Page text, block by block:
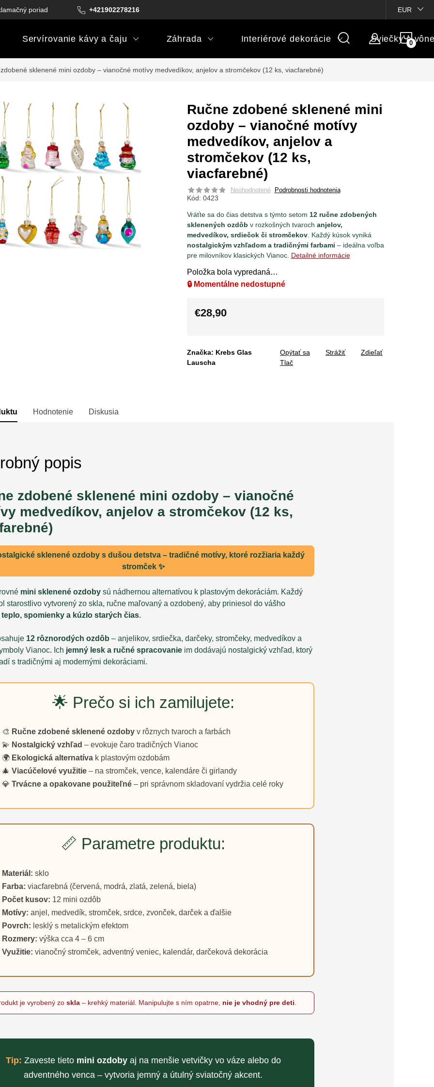
+421902278216
poriadok Podmienky darčekových poukazov Vlastné popisy produktov
EUR
Servírovanie kávy a čaju Záhrada Interiérové dekorácie Sviečky a
sklenené mini ozdoby – vianočné motívy medvedíkov, anjelov a stromčekov (12 ks, viacfarebné)
Ručne zdobené sklenené mini
ozdoby – vianočné motívy
medvedíkov, anjelov a
stromčekov (12 ks,
viacfarebné)
Neohodnotené Podrobnosti hodnotenia
Kód: 0423
Vráťte sa do čias detstva s týmto setom 12 ručne zdobených
sklenených ozdôb v rozkošných tvaroch anjelov,
medvedíkov, srdiečok či stromčekov. Každý kúsok vyniká
nostalgickým vzhľadom a tradičnými farbami – ideálna voľba
pre milovníkov klasických Vianoc. Detailné informácie
Položka bola vypredaná…
🔒 Momentálne nedostupné
€28,90
Značka: Krebs Glas
Lauscha
Tlač
Opýtať sa Strážiť Zdieľať
Hodnotenie Diskusia
popis
zdobené sklenené mini ozdoby – vianočné
medvedíkov, anjelov a stromčekov (12 ks,
sklenené ozdoby s dušou detstva – tradičné motívy, ktoré rozžiaria každý
stromček✨
mini sklenené ozdoby sú nádhernou alternatívou k plastovým dekoráciám. Každý
starostlivo vytvorený zo skla, ručne maľovaný a ozdobený, aby priniesol do vášho
teplo, spomienky a kúzlo starých čias.
12 rôznorodých ozdôb – anjelikov, srdiečka, darčeky, stromčeky, medvedíkov a
Vianoc. Ich jemný lesk a ručné spracovanie im dodávajú nostalgický vzhľad, ktorý
s tradičnými aj modernými dekoráciami.
🌟 Prečo si ich zamilujete:
🎨 Ručne zdobené sklenené ozdoby v rôznych tvaroch a farbách
💫 Nostalgický vzhľad – evokuje čaro tradičných Vianoc
🌍 Ekologická alternatíva k plastovým ozdobám
🎄 Viacúčelové využitie – na stromček, vence, kalendáre či girlandy
💎 Trvácne a opakovane použiteľné – pri správnom skladovaní vydržia celé roky
📏 Parametre produktu:
Materiál: sklo
Farba: viacfarebná (červená, modrá, zlatá, zelená, biela)
Počet kusov: 12 mini ozdôb
Motívy: anjel, medvedík, stromček, srdce, zvonček, darček a ďalšie
Povrch: lesklý s metalickým efektom
Rozmery: výška cca 4 – 6 cm
Využitie: vianočný stromček, adventný veniec, kalendár, darčeková dekorácia
je vyrobený zo skla – krehký materiál. Manipulujte s ním opatrne, nie je vhodný pre deti
Tip: Zaveste tieto mini ozdobyaj na menšie vetvičky vo váze alebo do
adventného venca – vytvoria jemný a útulný sviatočný akcent.